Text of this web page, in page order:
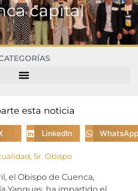
capital
esta noticia
LinkedIn WhatsApp
, Sr. Obispo
el Obispo de Cuenca,